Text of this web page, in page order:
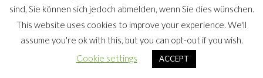
Berner Bote im Februar 2026
2026-02-05
Der Berner Bote, die Stadtteilzeitung der SPD Berne,
sind, Sie können sich jedoch abmelden, wenn Sie dies wünschen.
This website uses cookies to improve your experience. We'll
assume you're ok with this, but you can opt-out if you wish.
Cookie settings
ACCEPT